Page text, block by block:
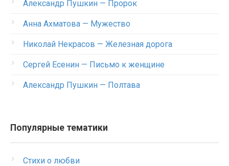
Александр Пушкин — Пророк
Анна Ахматова — Мужество
Николай Некрасов — Железная дорога
Сергей Есенин — Письмо к женщине
Александр Пушкин — Полтава
Популярные тематики
Стихи о любви